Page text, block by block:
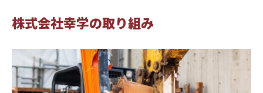
株式会社幸学の取り組み